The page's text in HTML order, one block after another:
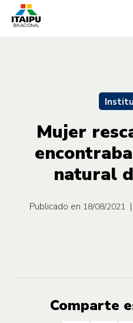
Mujer
natural
Publicado en 18/08/2021
Comparte